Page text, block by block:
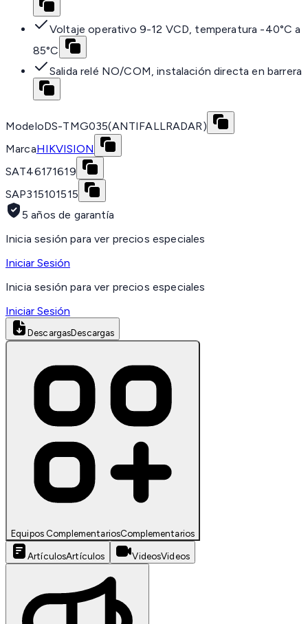
Voltaje operativo 9-12 VCD, temperatura -40°C a
85°C
Salida relé NO/COM, instalación directa en barrera
ModeloDS-TMG035(ANTIFALLRADAR)
MarcaHIKVISION
SAT46171619
SAP315101515
5 años de garantía
Inicia sesión para ver precios especiales
Iniciar Sesión
Inicia sesión para ver precios especiales
Iniciar Sesión
DescargasDescargas
Equipos ComplementariosComplementarios
ArtículosArtículos VideosVideos